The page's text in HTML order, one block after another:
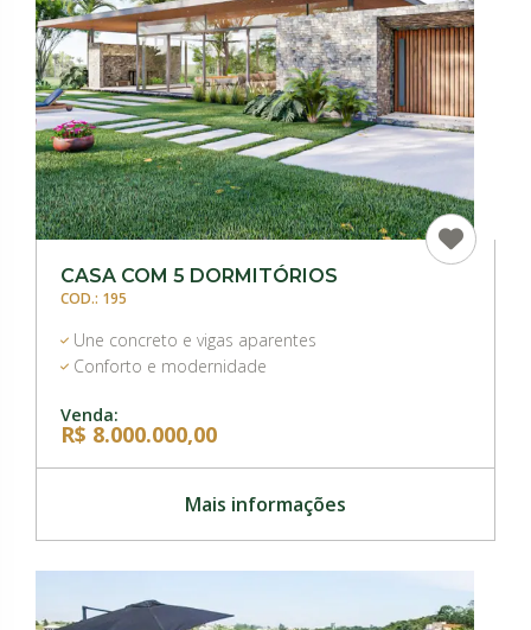
CASA COM 5 DORMITÓRIOS
COD.: 195
Une concreto e vigas aparentes
Conforto e modernidade
Venda:
R$ 8.000.000,00
Mais informações